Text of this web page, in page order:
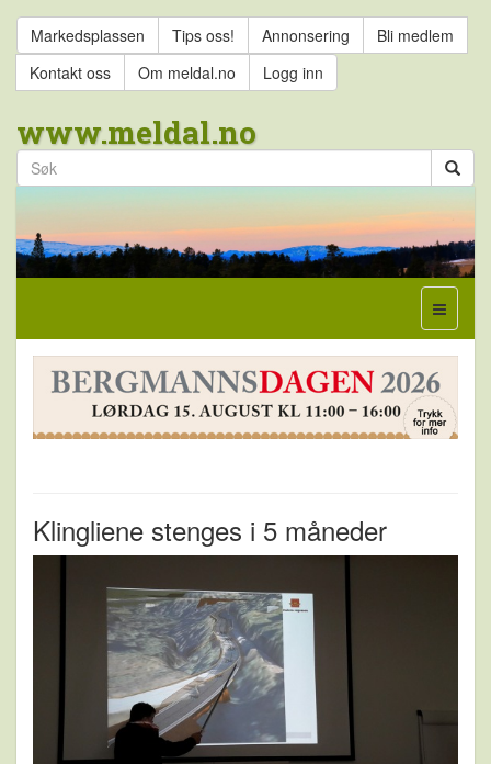
Markedsplassen Tips oss! Annonsering
Bli medlem
Kontakt oss
Om meldal.no Logg inn
www.meldal.no
Klingliene stenges i 5 måneder